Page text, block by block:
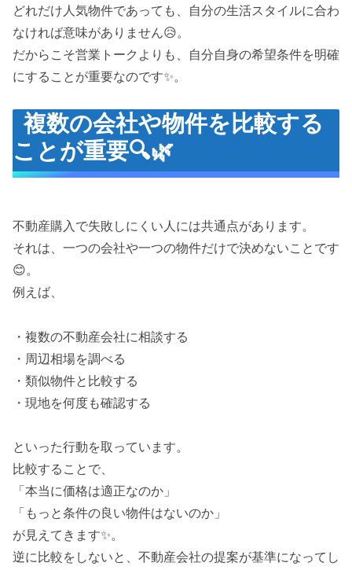
どれだけ人気物件であっても、自分の生活スタイルに合わ
なければ意味がありません😥。
だからこそ営業トークよりも、自分自身の希望条件を明確
にすることが重要なのです✨。
複数の会社や物件を比較する
ことが重要🔍🌿
不動産購入で失敗しにくい人には共通点があります。
それは、一つの会社や一つの物件だけで決めないことです
😊。
例えば、
・複数の不動産会社に相談する
・周辺相場を調べる
・類似物件と比較する
・現地を何度も確認する
といった行動を取っています。
比較することで、
「本当に価格は適正なのか」
「もっと条件の良い物件はないのか」
が見えてきます✨。
逆に比較をしないと、不動産会社の提案が基準になってし